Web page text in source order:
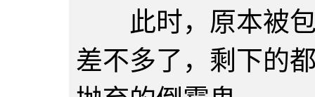
此时，原本被包
差不多了，剩下的